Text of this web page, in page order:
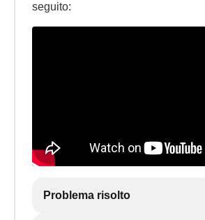
seguito:
Problema risolto